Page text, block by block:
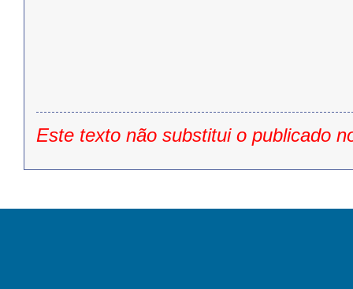
Este texto não substitui o publicado